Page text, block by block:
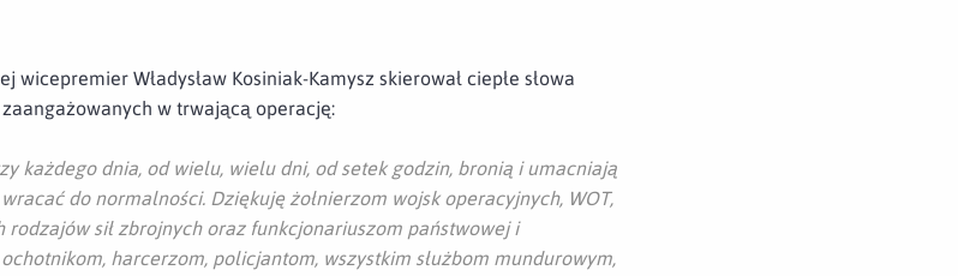
Władysław Kosiniak-Kamysz skierował ciepłe słowa
w trwającą operację:
każdego dnia, od wielu, wielu dni, od setek godzin, bronią i umacniają
do normalności. Dziękuję żołnierzom wojsk operacyjnych, WOT,
rodzajów sił zbrojnych oraz funkcjonariuszom państwowej i
harcerzom, policjantom, wszystkim służbom mundurowym,